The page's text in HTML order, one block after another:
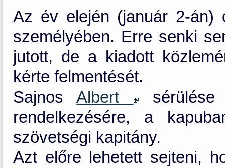
Az év elején (január 2-án)
személyében. Erre senki
jutott, de a kiadott
kérte felmentését.
SajnosAlbert
sérülése
rendelkezésére, a
szövetségi kapitány.
Azt előre lehetett sejteni,